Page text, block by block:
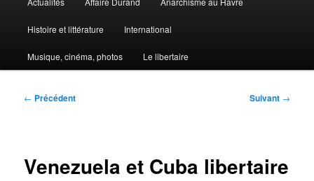
principal
Histoire et littérature International
Musique, cinéma, photos Le libertaire
Navigation
← Précédent Suivant →
Venezuela et Cuba libertaire